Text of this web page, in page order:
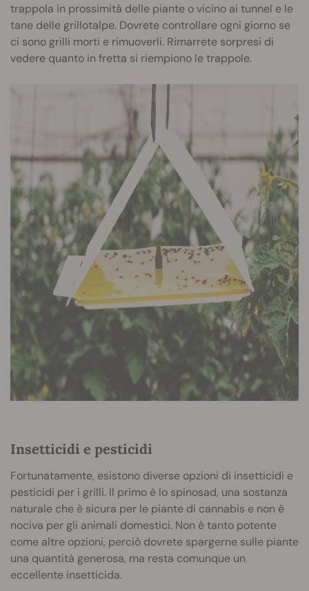
trappola in prossimità delle piante o vicino ai tunnel e le
tane delle grillotalpe. Dovrete controllare ogni giorno se
ci sono grilli morti e rimuoverli. Rimarrete sorpresi di
vedere quanto in fretta si riempiono le trappole.
Insetticidi e pesticidi
Fortunatamente, esistono diverse opzioni di insetticidi e
pesticidi per i grilli. Il primo è lo spinosad, una sostanza
naturale che è sicura per le piante di cannabis e non è
nociva per gli animali domestici. Non è tanto potente
come altre opzioni, perciò dovrete spargerne sulle piante
una quantità generosa, ma resta comunque un
eccellente insetticida.